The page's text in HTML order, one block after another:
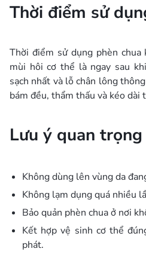
Thời điểm sử
Thời điểm sử dụng phèn
mùi hôi cơ thể là ngay sau
sạch nhất và lỗ chân lông
bám đều, thẩm thấu và kéo dài
Lưu ý quan trọng
Không dùng lên vùng da
Không lạm dụng quá nhiều
Bảo quản phèn chua ở nơi
Kết hợp vệ sinh cơ thể
phát.